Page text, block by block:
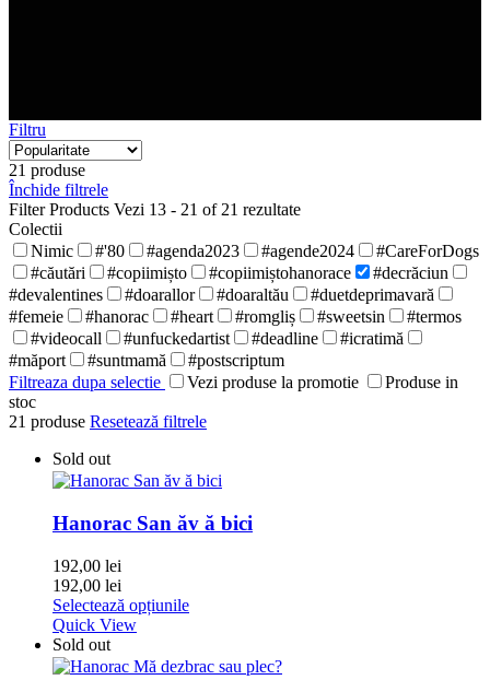
Filtru
21 produse
Închide filtrele
Filter Products Vezi 13 - 21 of 21 rezultate
Colectii
Nimic
#'80 #agenda2023 #agende2024
#CareForDogs
#căutări
#copiimișto #copiimiștohanorace
#decrăciun
#devalentines
#doarallor #doaraltău
#duetdeprimavară
#femeie
#hanorac #heart #romgliș #sweetsin
#termos
#videocall
#unfuckedartist #deadline
#icratimă
#măport
#suntmamă
#postscriptum
Filtreaza dupa selectie
Vezi produse la promotie
Produse in
stoc
21 produse Resetează filtrele
Sold out
Hanorac San ăv ă bici
192,00 lei
192,00 lei
Selectează opțiunile
Quick View
Sold out